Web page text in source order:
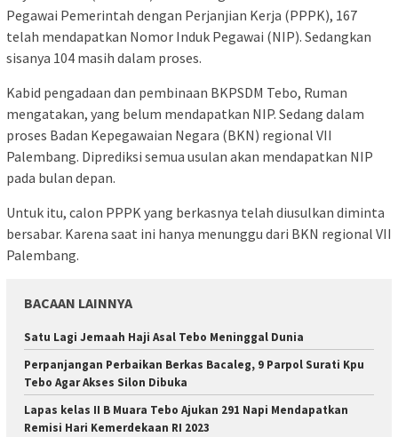
Pegawai Pemerintah dengan Perjanjian Kerja (PPPK), 167
telah mendapatkan Nomor Induk Pegawai (NIP). Sedangkan
sisanya 104 masih dalam proses.
Kabid pengadaan dan pembinaan BKPSDM Tebo, Ruman
mengatakan, yang belum mendapatkan NIP. Sedang dalam
proses Badan Kepegawaian Negara (BKN) regional VII
Palembang. Diprediksi semua usulan akan mendapatkan NIP
pada bulan depan.
Untuk itu, calon PPPK yang berkasnya telah diusulkan diminta
bersabar. Karena saat ini hanya menunggu dari BKN regional VII
Palembang.
BACAAN LAINNYA
Satu Lagi Jemaah Haji Asal Tebo Meninggal Dunia
Perpanjangan Perbaikan Berkas Bacaleg, 9 Parpol Surati Kpu
Tebo Agar Akses Silon Dibuka
Lapas kelas II B Muara Tebo Ajukan 291 Napi Mendapatkan
Remisi Hari Kemerdekaan RI 2023